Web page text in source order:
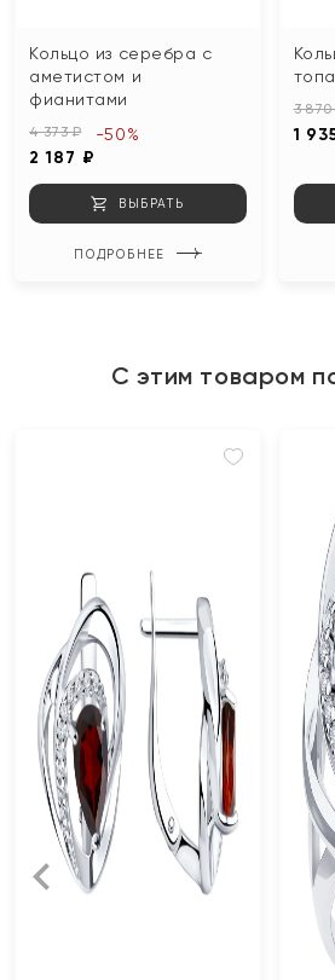
Кольцо из серебра с
аметистом и
фианитами
4 373 ₽
2 187 ₽
-50%
ВЫБРАТЬ
ПОДРОБНЕЕ
3
1
С этим товаром